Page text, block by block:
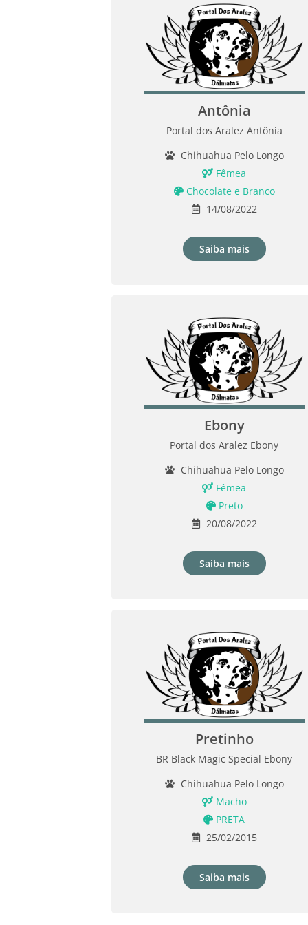
Antônia
Portal dos Aralez Antônia
Chihuahua Pelo Longo
Fêmea
Chocolate e Branco
14/08/2022
Saiba mais
Ebony
Portal dos Aralez Ebony
Chihuahua Pelo Longo
Fêmea
Preto
20/08/2022
Saiba mais
Pretinho
BR Black Magic Special Ebony
Chihuahua Pelo Longo
Macho
PRETA
25/02/2015
Saiba mais